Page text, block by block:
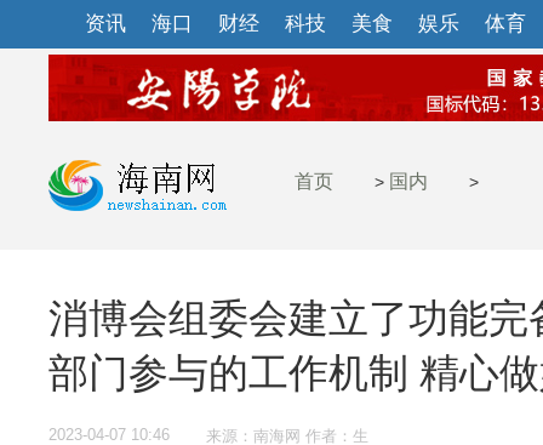
资讯 海口 财经 科技 美食 娱乐 体育
首页 > 国内 >
消博会组委会建立了功能
部门参与的工作机制 精心
2023-04-07 10:46 来源：南海网 作者：生